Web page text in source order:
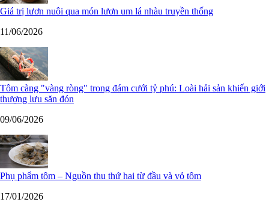
Giá trị lươn nuôi qua món lươn um lá nhàu truyền thống
11/06/2026
Tôm càng "vàng ròng" trong đám cưới tỷ phú: Loài hải sản khiến giới
thượng lưu săn đón
09/06/2026
Phụ phẩm tôm – Nguồn thu thứ hai từ đầu và vỏ tôm
17/01/2026